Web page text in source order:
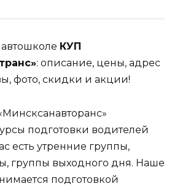
КУП
: описание, цены, адрес
фото, скидки и акции!
подготовки водителей
есть утренние группы,
группы выходного дня. Наше
подготовкой